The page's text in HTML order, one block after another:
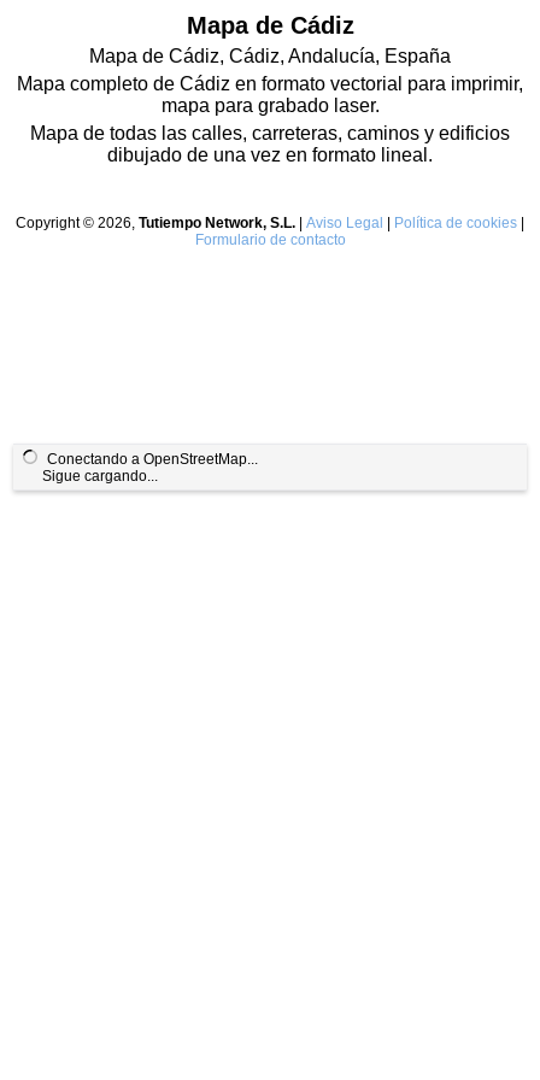
Conectando a OpenStreetMap...
Sigue cargando...
Mapa de Cádiz
Mapa de Cádiz, Cádiz, Andalucía, España
Mapa completo de Cádiz en formato vectorial para imprimir,
mapa para grabado laser.
Mapa de todas las calles, carreteras, caminos y edificios
dibujado de una vez en formato lineal.
Copyright © 2026, Tutiempo Network, S.L. Aviso Legal Política de cookies
Formulario de contacto